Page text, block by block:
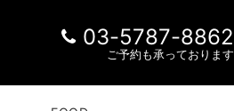
03-5787-8862
ご予約も承っております